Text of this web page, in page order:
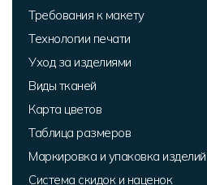
Требования к макету
Технологии печати
Уход за изделиями
Виды тканей
Карта цветов
Таблица размеров
Маркировка и упаковка изделий
Система скидок и наценок